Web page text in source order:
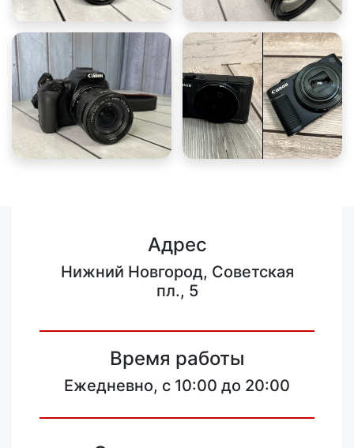
Адрес
Нижний Новгород, Советская
пл., 5
Время работы
Ежедневно, с 10:00 до 20:00